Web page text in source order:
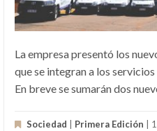
La empresa presentó los
que se integran a los
En breve se sumarán dos
Sociedad Primera Edición |